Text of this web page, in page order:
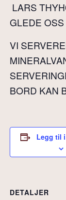
LARS
GLEDE
VI
BORD KAN
Legg til
DETALJER